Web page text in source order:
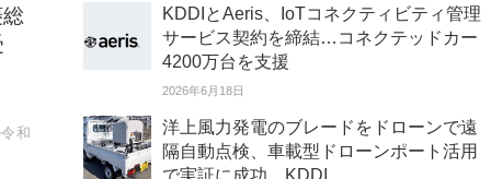
和
KDDIとAeris、IoTコネクティビティ管理
サービス契約を締結…コネクテッドカー
4200万台を支援
2026年6月18日
洋上風力発電のブレードをドローンで遠
隔自動点検、車載型ドローンポート活用